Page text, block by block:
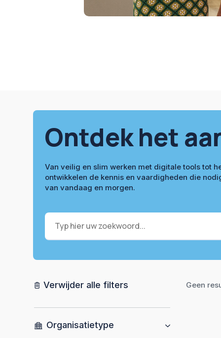
Ontdek het
Van veilig en slim werken met digitale tools tot
ontwikkelen de kennis en vaardigheden die
van vandaag en morgen.
Verwijder alle filters
Organisatietype Pijl
Geen